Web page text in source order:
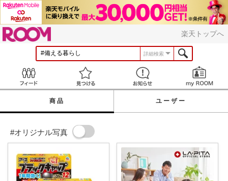
楽天トップへ
詳細検索
見つける お知らせ
商品 ユーザー
#オリジナル写真